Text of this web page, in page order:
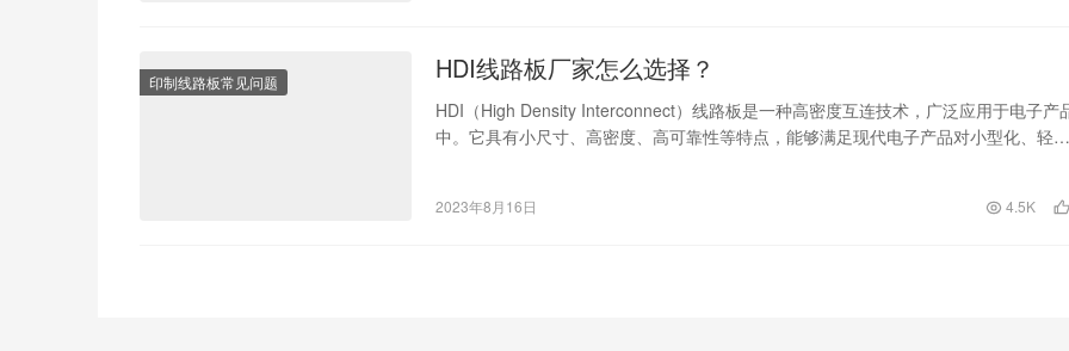
印制线路板常见问题 HDI线路板厂家怎么选择？
HDI（High Density Interconnect）线路板是一种高密度互连技术，广泛应用于电子产
中。它具有小尺寸、高密度、高可靠性等特点，能够满足现代电子产品对小型化、轻量
2023年8月16日 4.5K